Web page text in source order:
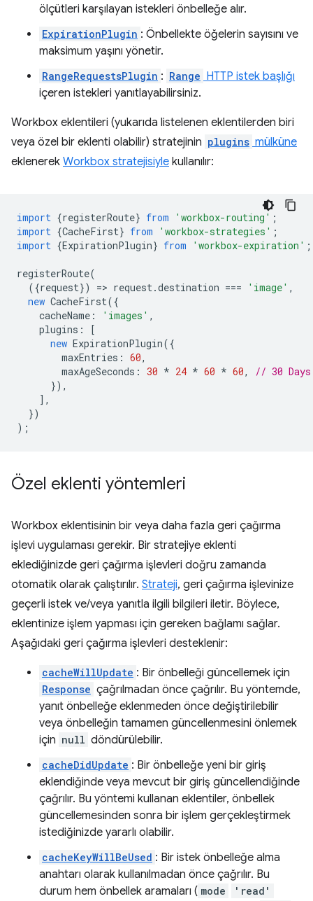
ölçütleri karşılayan istekleri önbelleğe alır.
ExpirationPlugin : Önbellekte öğelerin sayısını ve
maksimum yaşını yönetir.
RangeRequestsPlugin : Range HTTP istek başlığı
içeren istekleri yanıtlayabilirsiniz.
Workbox eklentileri (yukarıda listelenen eklentilerden biri
veya özel bir eklenti olabilir) stratejinin plugins mülküne
eklenerek Workbox stratejisiyle kullanılır:
import {registerRoute} from 'workbox-routing' ;
import {CacheFirst} from 'workbox-strategies' ;
import {ExpirationPlugin} from 'workbox-expiration' ;
registerRoute(
({request}) => request.destination === 'image' ,
new CacheFirst({
cacheName : 'images' ,
plugins :
[
new ExpirationPlugin({
maxEntries : 60,
maxAgeSeconds : 30 * 24 * 60 * 60,
// 30 Days
}),
],
})
);
Özel eklenti yöntemleri
Workbox eklentisinin bir veya daha fazla geri çağırma
işlevi uygulaması gerekir. Bir stratejiye eklenti
eklediğinizde geri çağırma işlevleri doğru zamanda
otomatik olarak çalıştırılır. Strateji, geri çağırma işlevinize
geçerli istek ve/veya yanıtla ilgili bilgileri iletir. Böylece,
eklentinize işlem yapması için gereken bağlamı sağlar.
Aşağıdaki geri çağırma işlevleri desteklenir:
cacheWillUpdate : Bir önbelleği güncellemek için
Response çağrılmadan önce çağrılır. Bu yöntemde,
yanıt önbelleğe eklenmeden önce değiştirilebilir
veya önbelleğin tamamen güncellenmesini önlemek
için null döndürülebilir.
cacheDidUpdate : Bir önbelleğe yeni bir giriş
eklendiğinde veya mevcut bir giriş güncellendiğinde
çağrılır. Bu yöntemi kullanan eklentiler, önbellek
güncellemesinden sonra bir işlem gerçekleştirmek
istediğinizde yararlı olabilir.
cacheKeyWillBeUsed : Bir istek önbelleğe alma
anahtarı olarak kullanılmadan önce çağrılır. Bu
durum hem önbellek aramaları ( mode 'read'